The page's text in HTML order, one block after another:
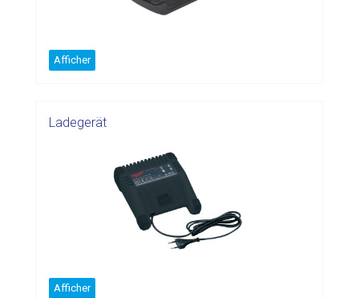
Afficher
Ladegerät
Afficher